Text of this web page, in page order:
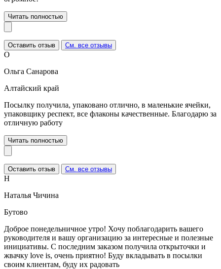
Читать полностью
Оставить отзыв См. все отзывы
О
Ольга Санарова
Алтайский край
Посылку получила, упаковано отлично, в маленькие ячейки,
упаковщику респект, все флаконы качественные. Благодарю за
отличную работу
Читать полностью
Оставить отзыв См. все отзывы
Н
Наталья Чичина
Бутово
Доброе понедельничное утро! Хочу поблагодарить вашего
руководителя и вашу организацию за интересные и полезные
инициативы. С последним заказом получила открыточки и
жвачку love is, очень приятно! Буду вкладывать в посылки
своим клиентам, буду их радовать